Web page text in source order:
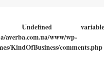
averba.com.ua/www/wp-
KindOfBusiness/comments.php